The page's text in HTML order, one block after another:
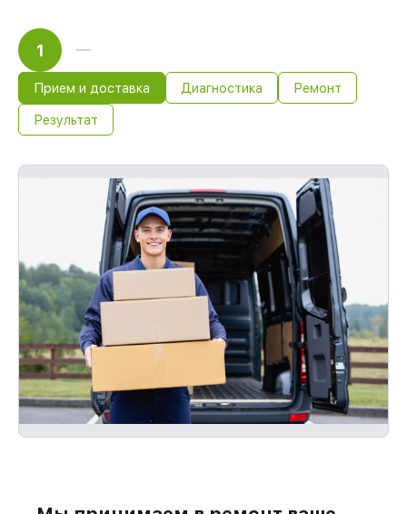
1
Прием и доставка Диагностика Ремонт
Результат